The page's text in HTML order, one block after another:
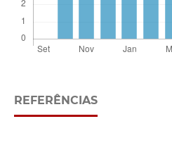
REFERÊNCIAS